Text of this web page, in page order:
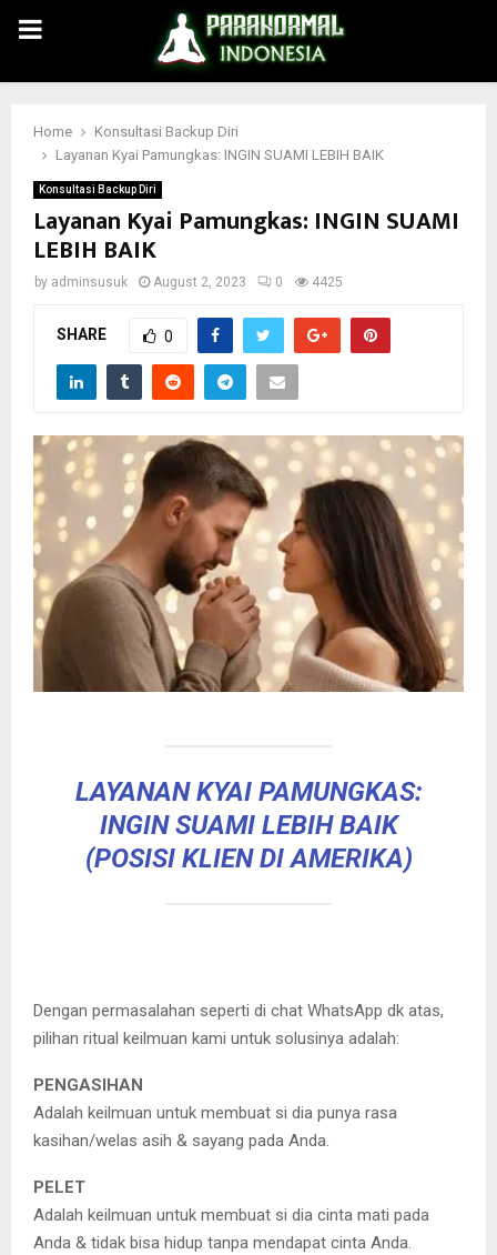
PRIMARY
MENU
Home
Konsultasi Backup Diri
Layanan Kyai Pamungkas: INGIN SUAMI LEBIH BAIK
Konsultasi Backup Diri
Layanan Kyai Pamungkas: INGIN SUAMI
LEBIH BAIK
by adminsusuk August 2, 2023 0 4425
SHARE 0
LAYANAN KYAI PAMUNGKAS:
INGIN SUAMI LEBIH BAIK
(POSISI KLIEN DI AMERIKA)
Dengan permasalahan seperti di chat WhatsApp dk atas,
pilihan ritual keilmuan kami untuk solusinya adalah:
PENGASIHAN
Adalah keilmuan untuk membuat si dia punya rasa
kasihan/welas asih & sayang pada Anda.
PELET
Adalah keilmuan untuk membuat si dia cinta mati pada
Anda & tidak bisa hidup tanpa mendapat cinta Anda.